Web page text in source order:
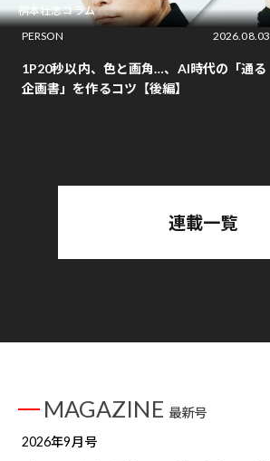
桝本壮志コラム
PERSON
2026.08.03
1P20秒以内、色と画角…、AI時代の「通る
企画書」を作るコツ【後編】
連載一覧
MAGAZINE 最新号
2026年9月号